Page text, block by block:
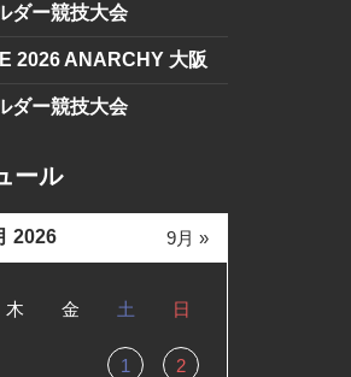
ダー競技大会
2026 ANARCHY 大阪
ダー競技大会
ール
2026
木 金 土 日
1 2
9月 »